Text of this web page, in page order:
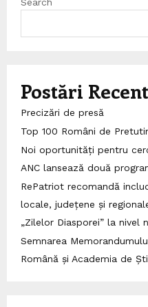
Postări
Precizări de presă
Top 100 Români de
Noi oportunități pentru
ANC lansează două
RePatriot recomandă
locale, județene și
„Zilelor Diasporei” la nivel
Semnarea
Română și Academia de